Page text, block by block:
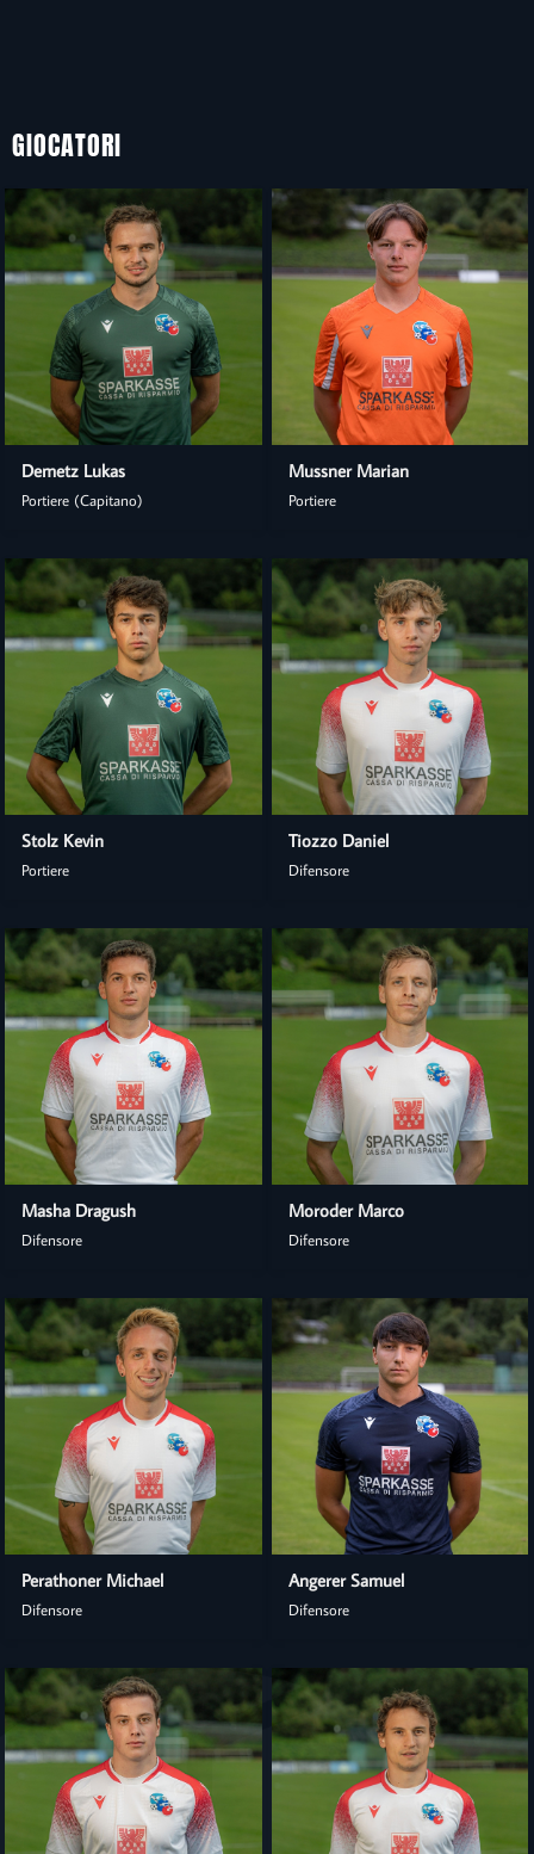
GIOCATORI
Demetz Lukas
Portiere (Capitano)
Mussner Marian
Portiere
Stolz Kevin
Portiere
Tiozzo Daniel
Difensore
Masha Dragush
Difensore
Moroder Marco
Difensore
Perathoner Michael
Difensore
Angerer Samuel
Difensore